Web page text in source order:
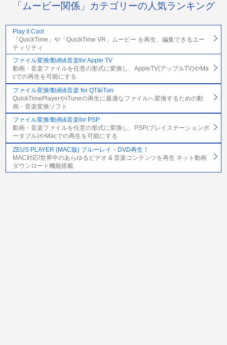
「ムービー関係」カテゴリーの人気ランキング
Play it Cool
「QuickTime」や「QuickTime VR」ムービー を再生、編集できるユー
ティリティ
ファイル変換!動画&音楽for Apple TV
動画・音楽ファイルを任意の形式に変換し、AppleTV(アップルTV)やMa
cでの再生を可能にする
ファイル変換!動画&音楽 for QT&iTun
QuickTimePlayerやiTuneの再生に最適なファイルへ変換するための動
画・音楽変換ソフト
ファイル変換!動画&音楽for PSP
動画・音楽ファイルを任意の形式に変換し、PSP(プレイステーションポ
ータブル)やMacでの再生を可能にする
ZEUS PLAYER (MAC版) ブルーレイ・DVD再生！
MAC対応!世界中のあらゆるビデオ & 音楽コンテンツを再生 ネット動画
ダウンロード機能搭載